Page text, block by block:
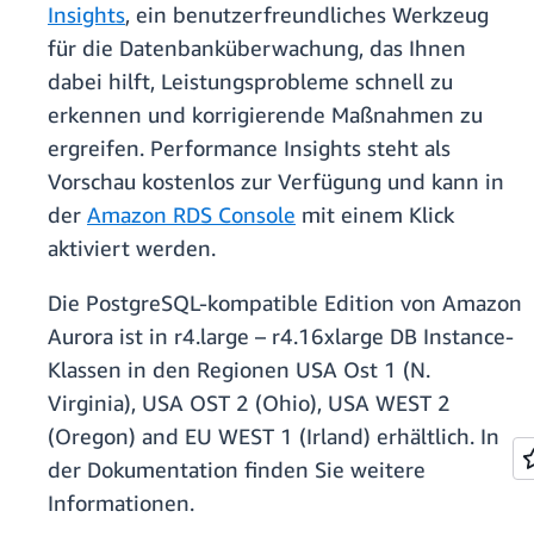
Insights, ein benutzerfreundliches Werkzeug
für die Datenbanküberwachung, das Ihnen
dabei hilft, Leistungsprobleme schnell zu
erkennen und korrigierende Maßnahmen zu
ergreifen. Performance Insights steht als
Vorschau kostenlos zur Verfügung und kann in
der Amazon RDS Console mit einem Klick
aktiviert werden.
Die PostgreSQL-kompatible Edition von Amazon
Aurora ist in r4.large – r4.16xlarge DB Instance-
Klassen in den Regionen USA Ost 1 (N.
Virginia), USA OST 2 (Ohio), USA WEST 2
(Oregon) and EU WEST 1 (Irland) erhältlich. In
der Dokumentation finden Sie weitere
Informationen.